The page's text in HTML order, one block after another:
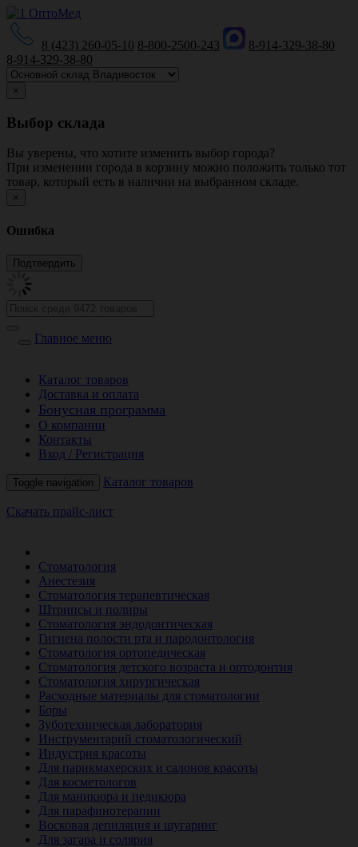
8 (423) 260-05-10 8-800-2500-243
8-914-329-38-80
8-914-329-38-80
×
Выбор склада
Вы уверены, что хотите изменить выбор города?
При изменении города в корзину можно положить только тот
товар, который есть в наличии на выбранном складе.
×
Ошибка
Главное меню
Каталог товаров
Доставка и оплата
Бонусная программа
О компании
Контакты
Вход / Регистрация
Toggle navigation Каталог товаров
Скачать прайс-лист
Стоматология
Анестезия
Стоматология терапевтическая
Штрипсы и полиры
Стоматология эндодонтическая
Гигиена полости рта и пародонтология
Стоматология ортопедическая
Стоматология детского возраста и ортодонтия
Стоматология хирургическая
Расходные материалы для стоматологии
Боры
Зуботехническая лаборатория
Инструментарий стоматологический
Индустрия красоты
Для парикмахерских и салонов красоты
Для косметологов
Для маникюра и педикюра
Для парафинотерапии
Восковая депиляция и шугаринг
Для загара и солярия